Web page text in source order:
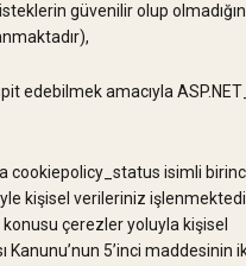
güvenilir olup
edebilmek amacıyla
isimli
kişisel verileriniz
çerezler yoluyla kişisel
5’inci maddesinin